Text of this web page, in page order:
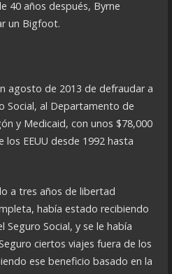
40 años después, Byrne
un Bigfoot.
agosto de 2013 de defraudar a
Social, al Departamento de
y Medicaid, con unos $78,000
EEUU desde 1992 hasta
a tres años de libertad
había estado recibiendo
Seguro Social, y se le había
ciertos viajes fuera de los
ese beneficio basado en la